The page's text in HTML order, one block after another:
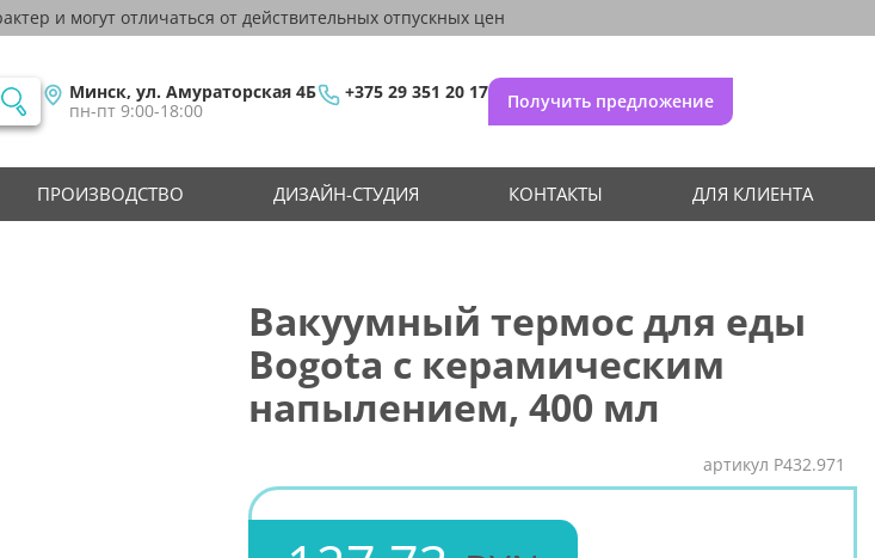
и могут отличаться от действительных отпускных цен
Минск, ул. Амураторская 4Б
пн-пт 9:00-18:00
+375 29 351 20 17 Получить предложение
ПРОИЗВОДСТВО ДИЗАЙН-СТУДИЯ КОНТАКТЫ ДЛЯ КЛИЕНТА
Вакуумный термос для еды
Bogota с керамическим
напылением, 400 мл
артикул P432.971